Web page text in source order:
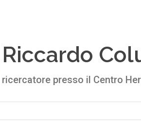
Riccardo
ricercatore presso il Centro